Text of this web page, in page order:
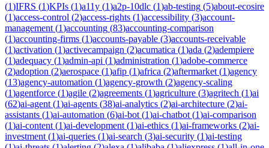
(1)IFRS (1)KPIs (1)a11y (1)a2p-10dlc (1)ab-testing (5)about-ecosire
(1)access-control (2)access-rights (1)accessibility (3)account-
management (1)accounting (83)accounting-comparison
(1)accounting-firms (1)accounts-payable (3)accounts-receivable
(1)activation (1)activecampaign (2)acumatica (1)ada (2)adempiere
(1)adequacy (1)admin-api (1)administration (1)adobe-commerce
(2)adoption (2)aerospace (1)afip (1)africa (2)aftermarket (1)agency
(13)agency-automation (1)agency-growth (2)agency-scaling
(1)agentforce (1)agile (2)agreements (1)agriculture (3)agritech (1)ai
(62)ai-agent (1)ai-agents (38)ai-analytics (2)ai-architecture (2)ai-
assistants (1)ai-automation (6)ai-bot (1)ai-chatbot (1)ai-comparison
(1)ai-content (1)ai-development (1)ai-ethics (1)ai-frameworks (2)ai-
investment (1)ai-queries (1)ai-search (3)ai-security (1)ai-testing